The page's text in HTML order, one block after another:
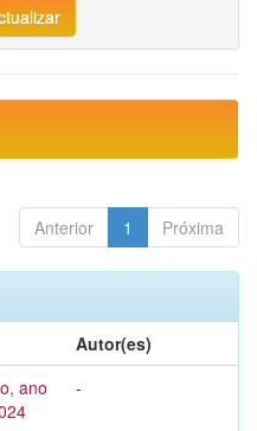
Anterior 1 Próxima
Autor(es)
ano
-